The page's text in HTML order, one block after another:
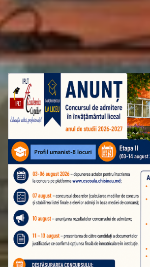
ATENȚIE! ADMITEREA ÎN
ETAPA A II-A